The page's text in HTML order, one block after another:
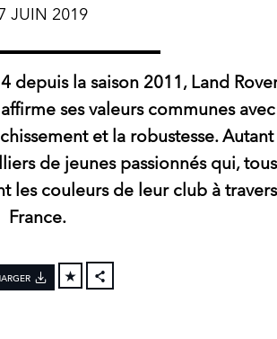
JUIN 2019
depuis la saison 2011, Land
ses valeurs communes
et la robustesse.
de jeunes passionnés qui,
les couleurs de leur club à
France.